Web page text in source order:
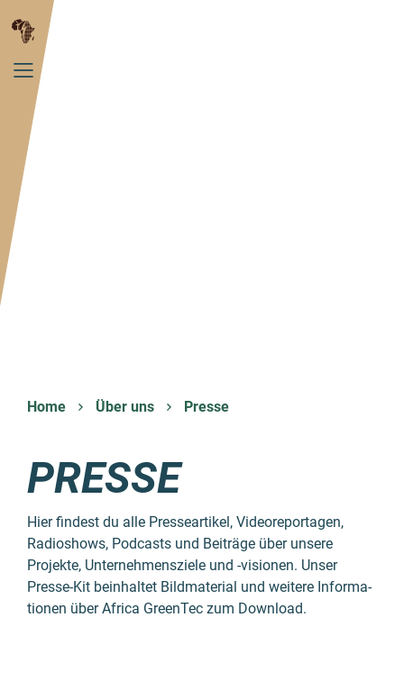
Home Über uns Presse
PRESSE
Hier findest du alle Presse­artikel, Video­repor­tagen,
Radio­shows, Podcasts und Beiträge über unsere
Projekte, Unter­nehmens­ziele und -visionen. Unser
Presse-Kit beinhaltet Bild­material und weitere Informa­
tionen über Africa GreenTec zum Download.